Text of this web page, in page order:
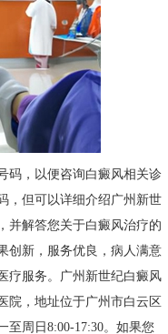
码，以便咨询白癜风相关诊
，但可以详细介绍广州新世
并解答您关于白癜风治疗的
创新，服务优良，病人满意
疗服务。广州新世纪白癜风
院，地址位于广州市白云区
至周日8:00-17:30。如果您